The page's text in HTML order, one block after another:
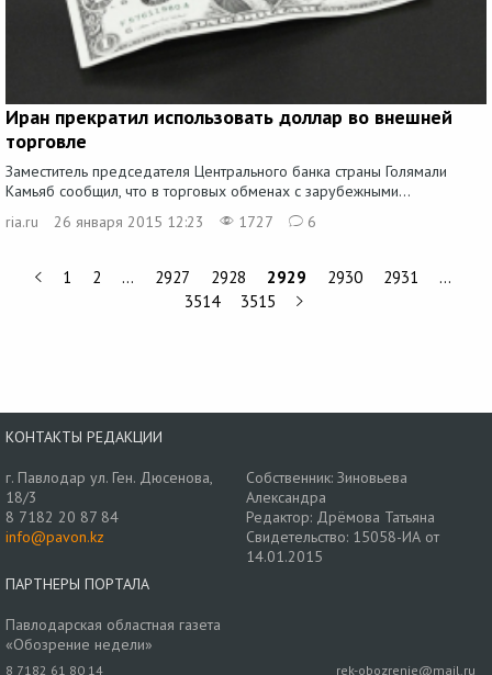
Иран прекратил использовать доллар во внешней
торговле
Заместитель председателя Центрального банка страны Голямали
Камьяб сообщил, что в торговых обменах с зарубежными...
ria.ru
26 января 2015 12:23 1727 6
1 2 … 2927 2928 2929 2930 2931
…
3514
3515
КОНТАКТЫ РЕДАКЦИИ
г. Павлодар ул. Ген. Дюсенова,
18/3
8 7182 20 87 84
info@pavon.kz
Собственник: Зиновьева
Александра
Редактор: Дрёмова Татьяна
Свидетельство: 15058-ИА от
14.01.2015
ПАРТНЕРЫ ПОРТАЛА
Павлодарская областная газета
«Обозрение недели»
8 7182 61 80 14 rek-obozrenie@mail.ru